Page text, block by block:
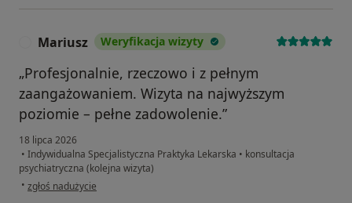
Mariusz Weryfikacja wizyty
„Profesjonalnie, rzeczowo i z pełnym
zaangażowaniem. Wizyta na najwyższym
poziomie – pełne zadowolenie.”
18 lipca 2026
• Indywidualna Specjalistyczna Praktyka Lekarska • konsultacja
psychiatryczna (kolejna wizyta)
• w opinii użytkownika Mariusz
zgłoś nadużycie